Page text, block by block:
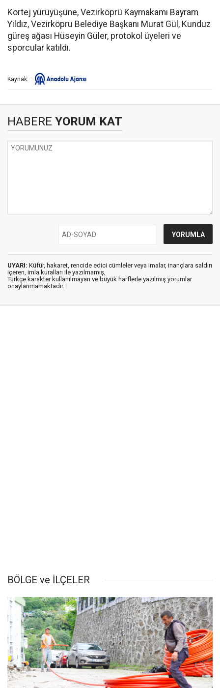
Kortej yürüyüşüne, Vezirköprü Kaymakamı Bayram
Yıldız, Vezirköprü Belediye Başkanı Murat Gül, Kunduz
güreş ağası Hüseyin Güler, protokol üyeleri ve
sporcular katıldı.
Kaynak:
HABERE YORUM KAT
UYARI: Küfür, hakaret, rencide edici cümleler veya imalar, inançlara saldırı
içeren, imla kuralları ile yazılmamış,
Türkçe karakter kullanılmayan ve büyük harflerle yazılmış yorumlar
onaylanmamaktadır.
BÖLGE ve İLÇELER